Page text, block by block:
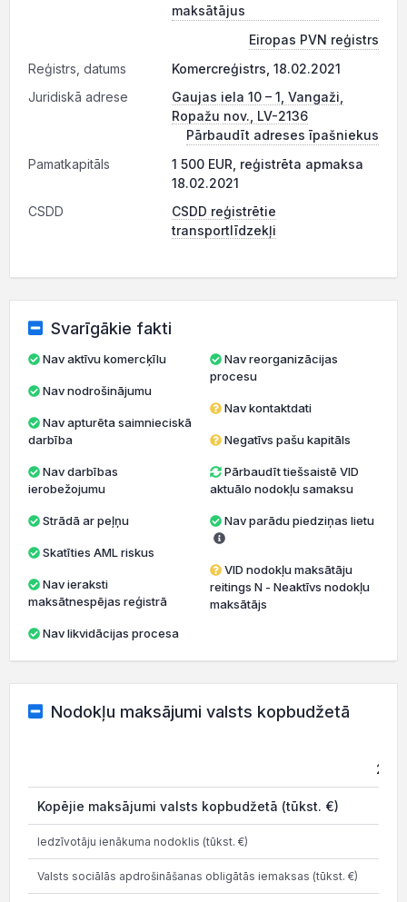
maksātājus
Eiropas PVN reģistrs
Reģistrs, datums
Komercreģistrs, 18.02.2021
Juridiskā adrese
Gaujas iela 10 – 1, Vangaži,
Ropažu nov., LV-2136
Pārbaudīt adreses īpašniekus
Pamatkapitāls
1 500 EUR, reģistrēta apmaksa
18.02.2021
CSDD
CSDD reģistrētie
transportlīdzekļi
Svarīgākie fakti
Nav aktīvu komercķīlu
Nav nodrošinājumu
darbība
ierobežojumu
Strādā ar peļņu
Skatīties AML riskus
maksātnespējas reģistrā
Nav likvidācijas procesa
Nav reorganizācijas
procesu
Nav kontaktdati
Negatīvs pašu kapitāls
Pārbaudīt tiešsaistē VID
aktuālo nodokļu samaksu
Nav parādu piedziņas lietu
VID nodokļu maksātāju
reitings N - Neaktīvs nodokļu
maksātājs
Nodokļu maksājumi valsts kopbudžetā
2025
Kopējie maksājumi valsts kopbudžetā (tūkst. €)
Iedzīvotāju ienākuma nodoklis (tūkst. €)
Valsts sociālās apdrošināšanas obligātās iemaksas (tūkst. €)